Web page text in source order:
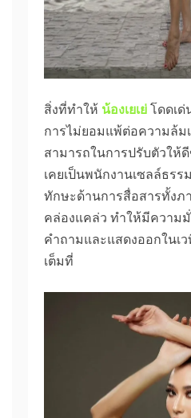
สิ่งที่ทำให้ น้องเยเย่ โดดเด่
การไม่ยอมแพ้ต่อความล้ม
สามารถในการปรับตัวให้
เคยเป็นพนักงานเซลล์ธร
ทักษะด้านการสื่อสารทั้งภ
คล่องแคล่ว ทำให้มีความ
คำถามและแสดงออกในเว
เต็มที่